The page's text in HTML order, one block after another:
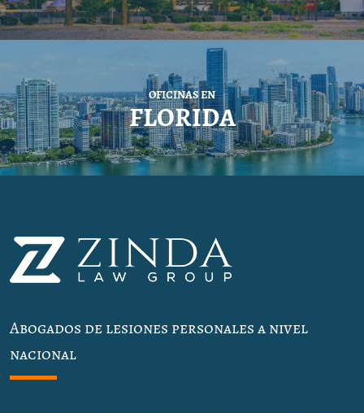
OFICINAS EN
FLORIDA
Abogados de lesiones personales a nivel
nacional